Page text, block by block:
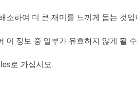
소하여 더 큰 재미를 느끼게 돕는 것입
이 정보 중 일부가 유효하지 않게 될
로 가십시오.